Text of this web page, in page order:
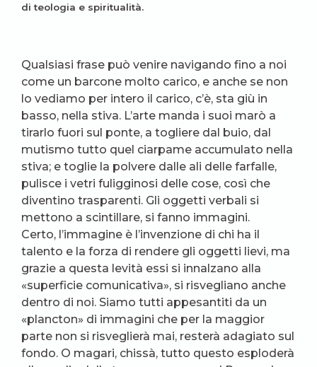
di teologia e spiritualità.
Qualsiasi frase può venire navigando fino a noi
come un barcone molto carico, e anche se non
lo vediamo per intero il carico, c’è, sta giù in
basso, nella stiva. L’arte manda i suoi marò a
tirarlo fuori sul ponte, a togliere dal buio, dal
mutismo tutto quel ciarpame accumulato nella
stiva; e toglie la polvere dalle ali delle farfalle,
pulisce i vetri fuligginosi delle cose, così che
diventino trasparenti. Gli oggetti verbali si
mettono a scintillare, si fanno immagini.
Certo, l’immagine è l’invenzione di chi ha il
talento e la forza di rendere gli oggetti lievi, ma
grazie a questa levità essi si innalzano alla
«superficie comunicativa», si risvegliano anche
dentro di noi. Siamo tutti appesantiti da un
«plancton» di immagini che per la maggior
parte non si risveglierà mai, resterà adagiato sul
fondo. O magari, chissà, tutto questo esploderà